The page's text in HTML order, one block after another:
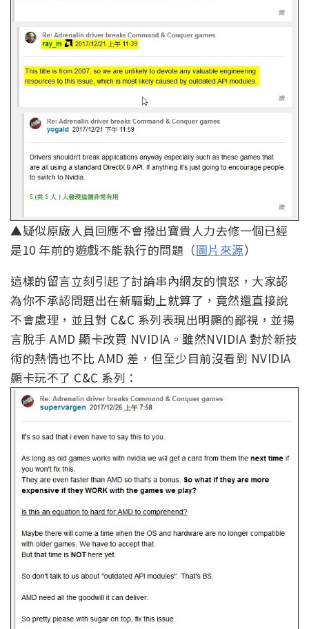
▲疑似原廠人員回應不會撥出寶貴人力去修一個已經
是10 年前的遊戲不能執行的問題（圖片來源）
這樣的留言立刻引起了討論串內網友的憤怒，大家認
為你不承認問題出在新驅動上就算了，竟然還直接說
不會處理，並且對 C&C 系列表現出明顯的鄙視，並揚
言脫手 AMD 顯卡改買 NVIDIA。雖然NVIDIA 對於新技
術的熱情也不比 AMD 差，但至少目前沒看到 NVIDIA
顯卡玩不了 C&C 系列：